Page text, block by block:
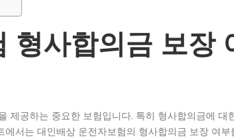
형사합의금 보장
제공하는 중요한 보험입니다. 특히 형사합의금에 대
서는 대인배상 운전자보험의 형사합의금 보장 여부